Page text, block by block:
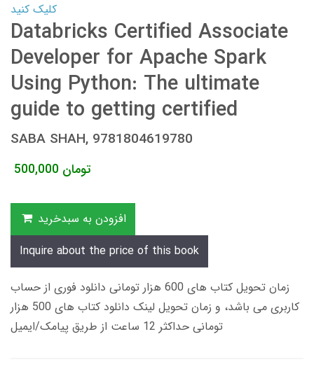
کلیک کنید
Databricks Certified Associate
Developer for Apache Spark
Using Python: The ultimate
guide to getting certified
SABA SHAH, 9781804619780
500,000 تومان
افزودن به سبدخرید
Inquire about the price of this book
زمان تحویل کتاب های 600 هزار تومانی دانلود فوری از حساب
کاربری می باشد، و زمان تحویل لینک دانلود کتاب های 500 هزار
تومانی حداکثر 12 ساعت از طریق پیامک/ایمیل